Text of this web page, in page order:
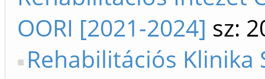
OORI [2021-2024] sz:
Rehabilitációs Klinika